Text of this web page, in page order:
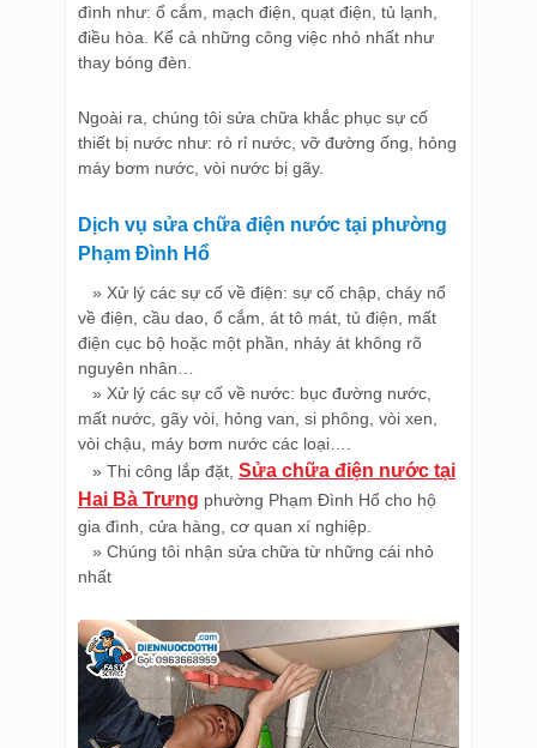
đình như: ổ cắm, mạch điện, quạt điện, tủ lạnh,
điều hòa. Kể cả những công việc nhỏ nhất như
thay bóng đèn.
Ngoài ra, chúng tôi sửa chữa khắc phục sự cố
thiết bị nước như: rò rỉ nước, vỡ đường ống, hỏng
máy bơm nước, vòi nước bị gãy.
Dịch vụ sửa chữa điện nước tại phường
Phạm Đình Hổ
» Xử lý các sự cố về điện: sự cố chập, cháy nổ
về điện, cầu dao, ổ cắm, át tô mát, tủ điện, mất
điện cục bộ hoặc một phần, nhảy át không rõ
nguyên nhân…
» Xử lý các sự cố về nước: bục đường nước,
mất nước, gãy vòi, hỏng van, si phông, vòi xen,
vòi chậu, máy bơm nước các loại….
» Thi công lắp đặt, Sửa chữa điện nước tại
Hai Bà Trưng phường Phạm Đình Hổ cho hộ
gia đình, cửa hàng, cơ quan xí nghiệp.
» Chúng tôi nhận sửa chữa từ những cái nhỏ
nhất